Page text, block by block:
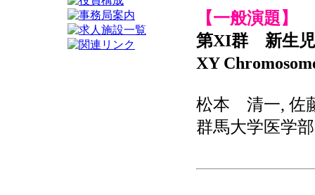
【一般演題】
第XI群 新生児
XY
松本 清一, 佐
群馬大学医学部